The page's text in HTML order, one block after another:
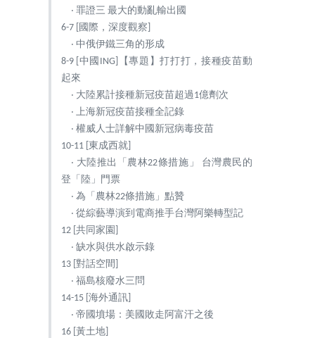
‧ 罪證三 最大的動亂輸出國
6-7 [國際，深度觀察]
‧ 中俄伊鐵三角的形成
8-9 [中國ING]【專題】打打打，接種疫苗動
起來
‧ 大陸累計接種新冠疫苗超過1億劑次
‧ 上海新冠疫苗接種全記錄
‧ 權威人士詳解中國新冠病毒疫苗
10-11 [東成西就]
‧ 大陸推出「農林22條措施」 台灣農民的
登「陸」門票
‧ 為「農林22條措施」點贊
‧ 從綜藝導演到電商推手台灣阿樂轉型記
12 [共同家園]
‧ 缺水與供水啟示錄
13 [對話空間]
‧ 福島核廢水三問
14-15 [海外通訊]
‧ 帝國墳場：美國敗走阿富汗之後
16 [黃土地]